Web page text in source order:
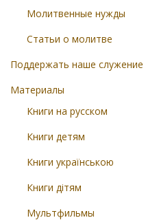
Молитвенные нужды
Статьи о молитве
Поддержать наше служение
Материалы
Книги на русском
Книги детям
Книги українською
Книги дітям
Мультфильмы